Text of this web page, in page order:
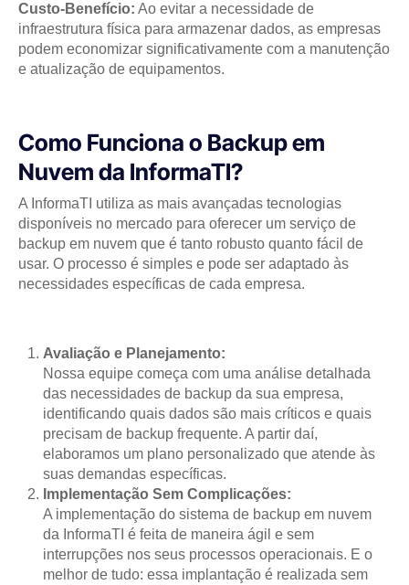
Custo-Benefício: Ao evitar a necessidade de
infraestrutura física para armazenar dados, as empresas
podem economizar significativamente com a manutenção
e atualização de equipamentos.
Como Funciona o Backup em
Nuvem da InformaTI?
A InformaTI utiliza as mais avançadas tecnologias
disponíveis no mercado para oferecer um serviço de
backup em nuvem que é tanto robusto quanto fácil de
usar. O processo é simples e pode ser adaptado às
necessidades específicas de cada empresa.
Avaliação e Planejamento:
Nossa equipe começa com uma análise detalhada
das necessidades de backup da sua empresa,
identificando quais dados são mais críticos e quais
precisam de backup frequente. A partir daí,
elaboramos um plano personalizado que atende às
suas demandas específicas.
Implementação Sem Complicações:
A implementação do sistema de backup em nuvem
da InformaTI é feita de maneira ágil e sem
interrupções nos seus processos operacionais. E o
melhor de tudo: essa implantação é realizada sem